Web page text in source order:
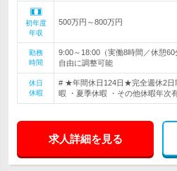
初年度
年収
500万円～800万円
勤務
時間
9:00～18:00（実働8時間／休憩
自由に調整可能
休日
休暇
# ★年間休日124日★完全週休2日
暇 ・夏季休暇 ・その他休暇年次
求人詳細を見る